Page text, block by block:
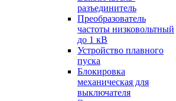
разъединитель
Преобразователь
частоты низковольтный
до 1 кВ
Устройство плавного
пуска
Блокировка
механическая для
выключателя